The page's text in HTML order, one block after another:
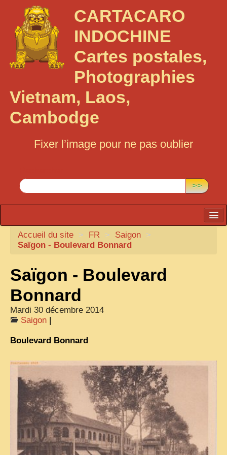
CARTACARO
INDOCHINE
Cartes postales,
Photographies
Vietnam, Laos,
Cambodge
Fixer l’image pour ne pas oublier
>>
CARTACARO
NOS LIVRES
PHOTOGRAPHES, EDITEURS
ILLUSTRATEURS
TONKIN
FRONTIÈRE
1908, RÉVOLTE
ANNAM CENTRE
COCHINCHINE
LES ETHNIES
LAOS
CAMBODGE
REMARQUABLES
Accueil du site > FR > Saigon >
Saïgon - Boulevard Bonnard
Saïgon - Boulevard
Bonnard
Mardi 30 décembre 2014
Saigon |
Boulevard Bonnard